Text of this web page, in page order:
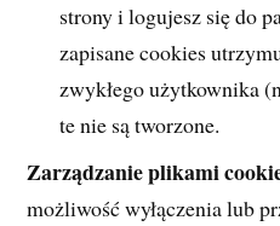
strony i logujesz się do
zapisane cookies
zwykłego użytkownika
te nie są tworzone.
Zarządzanie plikami
możliwość wyłączenia lub